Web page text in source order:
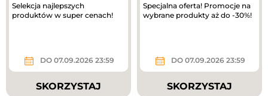
Selekcja najlepszych
produktów w super cenach!
DO 07.09.2026 23:59
SKORZYSTAJ
Specjalna oferta! Promocje na
wybrane produkty aż do -30%!
DO 07.09.2026 23:59
SKORZYSTAJ